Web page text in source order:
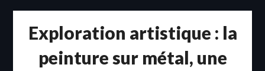
Exploration artistique : la
peinture sur métal, une